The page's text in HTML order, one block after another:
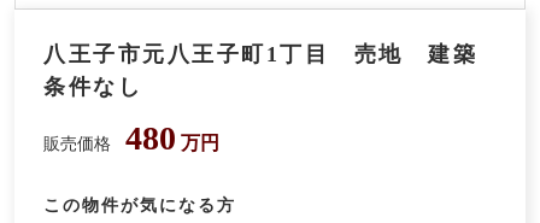
八王子市元八王子町1丁目 売地 建築
条件なし
販売価格 480 万円
この物件が気になる方